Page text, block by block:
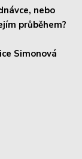
nebo
průběhem?
Simonová